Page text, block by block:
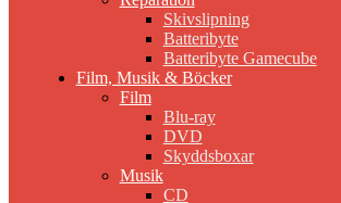
Skivslipning
Batteribyte
Batteribyte Gamecube
Film, Musik & Böcker
Film
Blu-ray
DVD
Skyddsboxar
Musik
CD